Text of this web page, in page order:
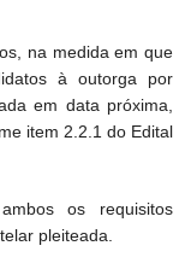
na medida em que
à outorga por
em data próxima,
item 2.2.1 do Edital
os requisitos
pleiteada.